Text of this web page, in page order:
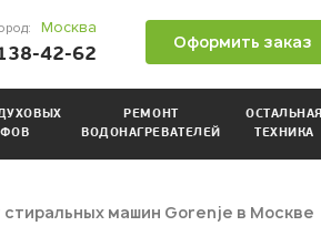
Москва
42-62
Оформить заказ
РЕМОНТ
ВОДОНАГРЕВАТЕЛЕЙ
ОСТАЛЬНАЯ
ТЕХНИКА
машин Gorenje в Москве